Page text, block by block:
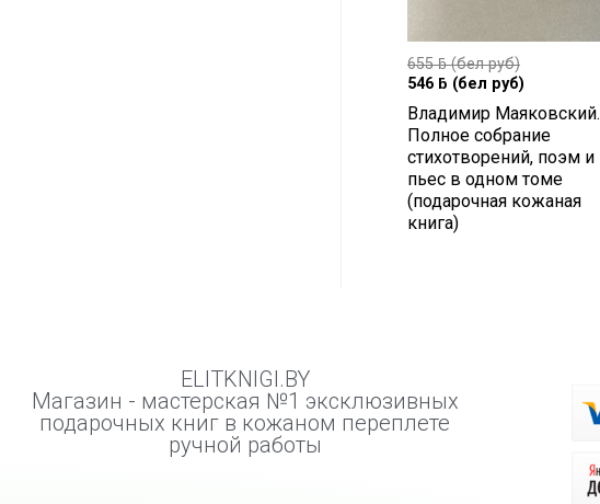
655ƃ(бел руб)
546 ƃ (бел руб)
Владимир Маяковский.
Полное собрание
стихотворений, поэм и
пьес в одном томе
(подарочная кожаная
книга)
ELITKNIGI.BY
Магазин - мастерская №1 эксклюзивных
подарочных книг в кожаном переплете
ручной работы